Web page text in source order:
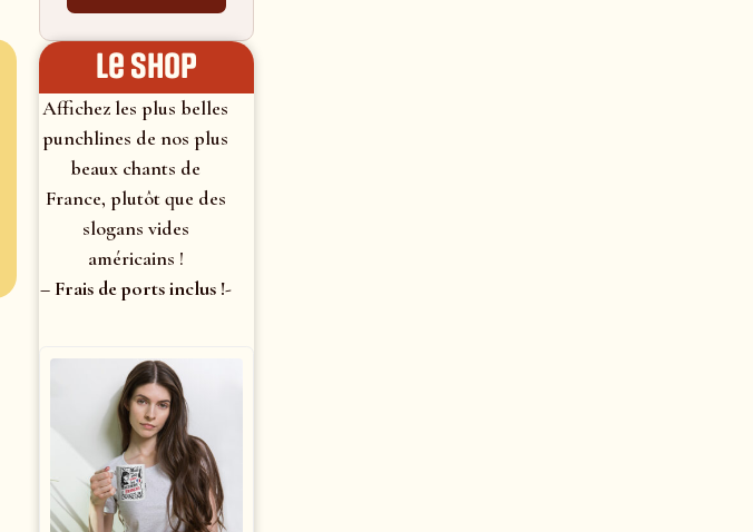
le shop
Affichez les plus belles
punchlines de nos plus
beaux chants de
France, plutôt que des
slogans vides
américains !
– Frais de ports inclus !-